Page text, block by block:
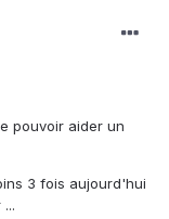
pouvoir aider un
3 fois aujourd'hui